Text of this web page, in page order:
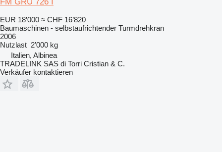
EUR 18’000 ≈ CHF 16’820
Baumaschinen - selbstaufrichtender Turmdrehkran
2006
Nutzlast 2’000 kg
Italien, Albinea
TRADELINK SAS di Torri Cristian & C.
Verkäufer kontaktieren